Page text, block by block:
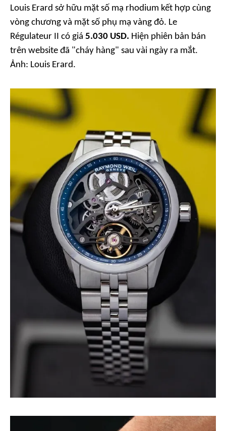
Louis Erard sở hữu mặt số mạ rhodium kết hợp cùng
vòng chương và mặt số phụ mạ vàng đỏ. Le
Régulateur II có giá 5.030 USD. Hiện phiên bản bán
trên website đã "cháy hàng" sau vài ngày ra mắt.
Ảnh: Louis Erard.